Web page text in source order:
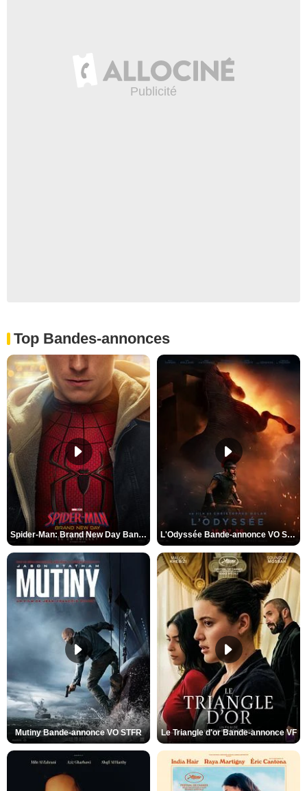
Top Bandes-annonces
Spider-Man: Brand New Day Bande-annonce VO STFR L'Odyssée Bande-annonce VO STFR
Mutiny Bande-annonce VO STFR Le Triangle d'or Bande-annonce VF